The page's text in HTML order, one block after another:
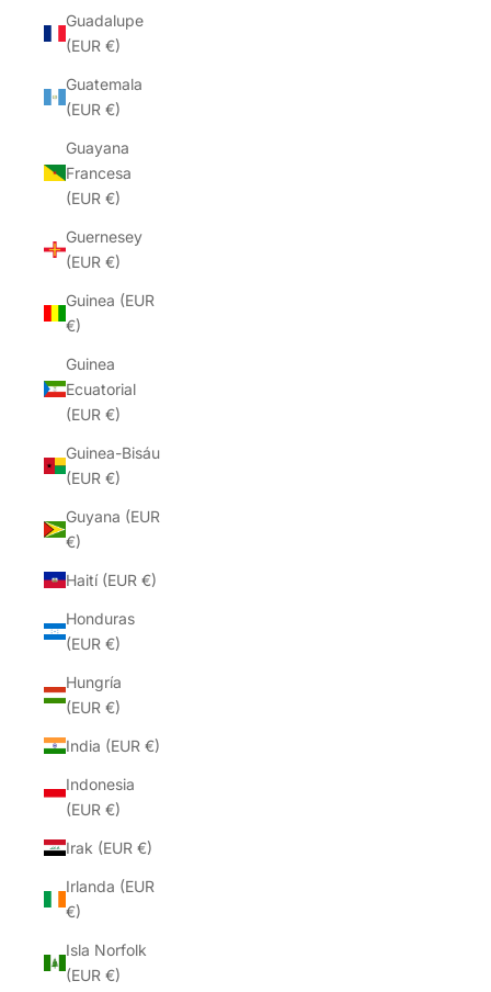
Guadalupe
(EUR €)
Guatemala
(EUR €)
Guayana
Francesa
(EUR €)
Guernesey
(EUR €)
Guinea (EUR
€)
Guinea
Ecuatorial
(EUR €)
Guinea-Bisáu
(EUR €)
Guyana (EUR
€)
Haití (EUR €)
Honduras
(EUR €)
Hungría
(EUR €)
India (EUR €)
Indonesia
(EUR €)
Irak (EUR €)
Irlanda (EUR
€)
Isla Norfolk
(EUR €)